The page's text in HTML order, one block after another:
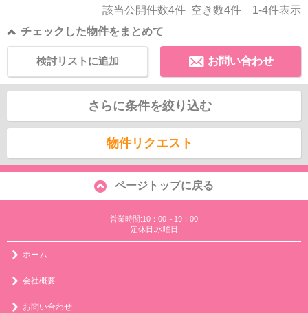
該当公開件数4件 空き数4件 1-4件表示
チェックした物件をまとめて
お問い合わせ
検討リストに追加
さらに条件を絞り込む
物件リクエスト
ページトップに戻る
営業時間:10：00～19：00
定休日:水曜日
ホーム
会社概要
お問い合わせ